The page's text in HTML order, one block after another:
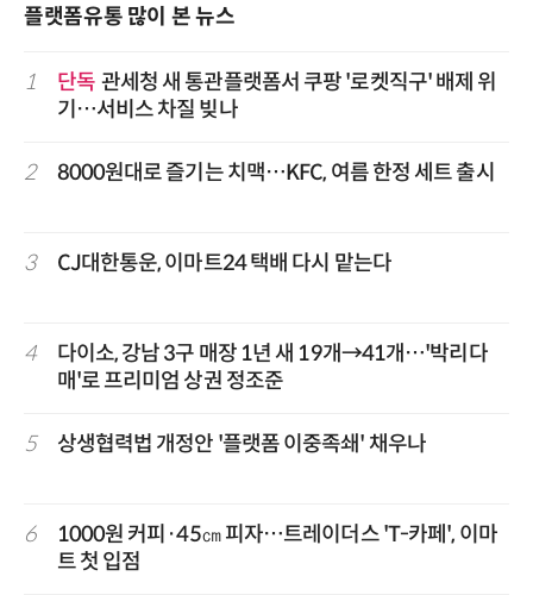
플랫폼유통 많이 본 뉴스
1 단독 관세청 새 통관플랫폼서 쿠팡 '로켓직구' 배제 위
기…서비스 차질 빚나
2 8000원대로 즐기는 치맥…KFC, 여름 한정 세트 출시
3 CJ대한통운, 이마트24 택배 다시 맡는다
4
다이소, 강남 3구 매장 1년 새 19개→41개…'박리다
매'로 프리미엄 상권 정조준
5 상생협력법 개정안 '플랫폼 이중족쇄' 채우나
6
1000원 커피·45㎝ 피자…트레이더스 'T-카페', 이마
트 첫 입점